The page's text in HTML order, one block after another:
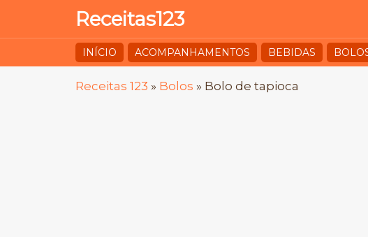
Receitas123
INÍCIO ACOMPANHAMENTOS BEBIDAS
Receitas 123 » Bolos » Bolo de tapioca